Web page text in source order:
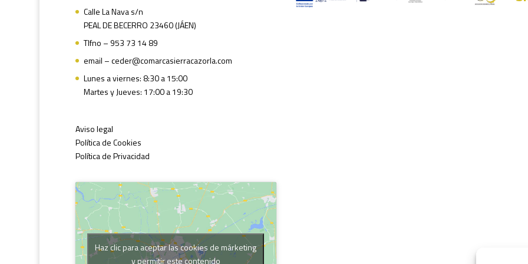
Calle La Nava s/n
PEAL DE BECERRO 23460 (JÁEN)
Tlfno – 953 73 14 89
email – ceder@comarcasierracazorla.com
Lunes a viernes: 8:30 a 15:00
Martes y Jueves: 17:00 a 19:30
Aviso legal
Política de Cookies
Política de Privacidad
Haz clic para aceptar las cookies de márketing
y permitir este contenido